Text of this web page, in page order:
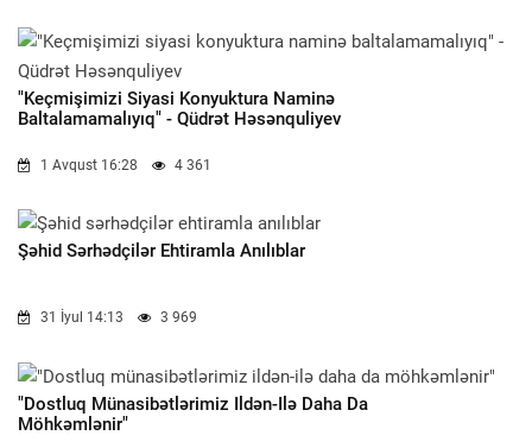
"Keçmişimizi Siyasi Konyuktura Naminə
Baltalamamalıyıq" - Qüdrət Həsənquliyev
1 Avqust 16:28 4 361
Şəhid Sərhədçilər Ehtiramla Anılıblar
31 İyul 14:13 3 969
"Dostluq Münasibətlərimiz Ildən-Ilə Daha Da
Möhkəmlənir"